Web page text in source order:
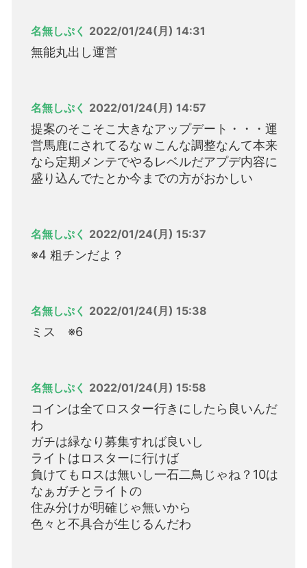
名無しぷく 2022/01/24(月) 14:31
無能丸出し運営
名無しぷく 2022/01/24(月) 14:57
提案のそこそこ大きなアップデート・・・運
営馬鹿にされてるなｗこんな調整なんて本来
なら定期メンテでやるレベルだアプデ内容に
盛り込んでたとか今までの方がおかしい
名無しぷく 2022/01/24(月) 15:37
※4 粗チンだよ？
名無しぷく 2022/01/24(月) 15:38
ミス ※6
名無しぷく 2022/01/24(月) 15:58
コインは全てロスター行きにしたら良いんだ
わ
ガチは緑なり募集すれば良いし
ライトはロスターに行けば
負けてもロスは無いし一石二鳥じゃね？10は
なぁガチとライトの
住み分けが明確じゃ無いから
色々と不具合が生じるんだわ